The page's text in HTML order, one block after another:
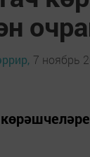
7 ноябрь